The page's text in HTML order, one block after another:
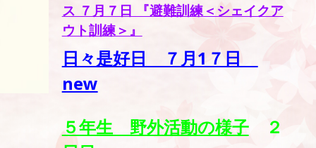
ス ７月７日 『避難訓練＜シェイクア
ウト訓練＞』
日々是好日 ７月1７日
new
５年生 野外活動の様子２